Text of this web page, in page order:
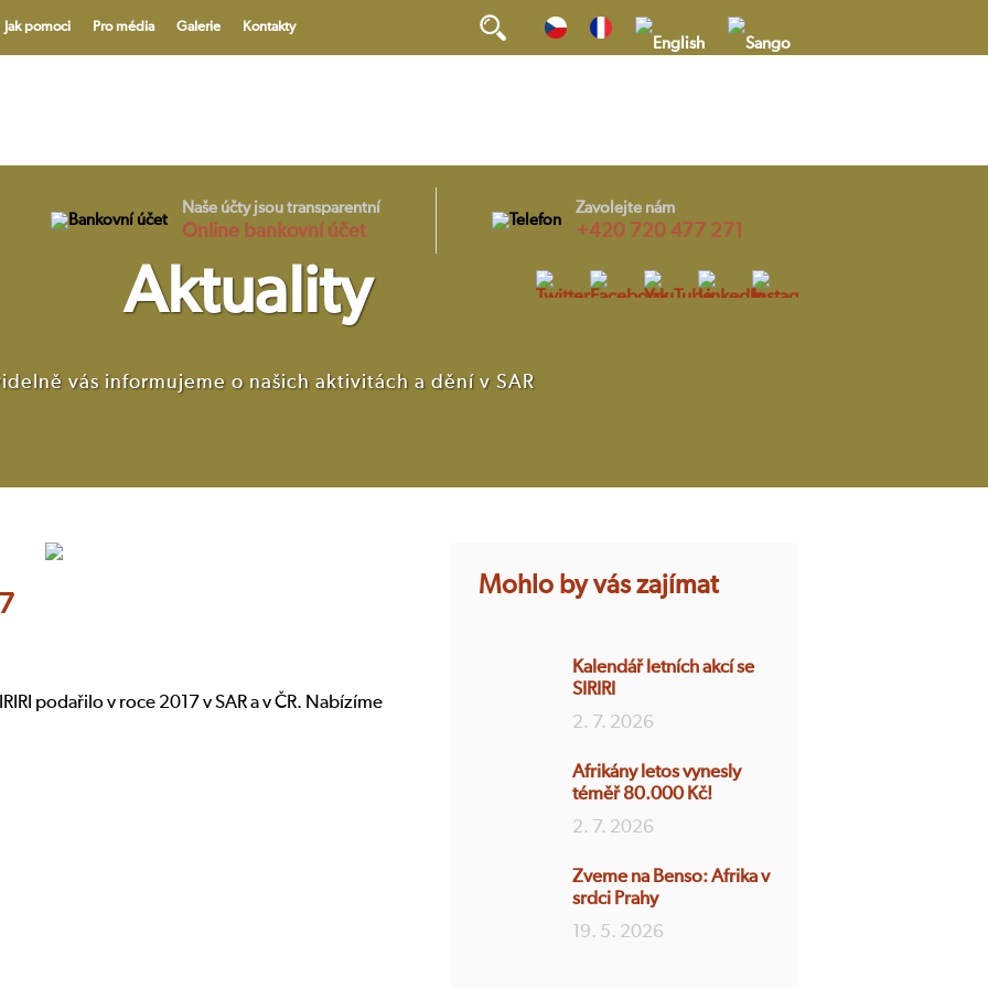
Jak pomoci Pro média Galerie Kontakty
Naše účty jsou transparentní
Online bankovní účet
Zavolejte nám
+420 720 477 271
Aktuality
vás informujeme o našich aktivitách a dění v SAR
podařilo v roce 2017 v SAR a v ČR. Nabízíme
Mohlo by vás zajímat
Kalendář letních akcí se
SIRIRI
2. 7. 2026
Afrikány letos vynesly
téměř 80.000 Kč!
2. 7. 2026
Zveme na Benso: Afrika v
srdci Prahy
19. 5. 2026